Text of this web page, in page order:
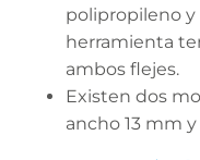
polipropileno
herramienta
ambos flejes.
Existen dos
ancho 13 mm